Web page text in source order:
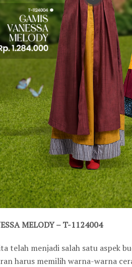
MELODY – T-1124004
telah menjadi salah satu aspek
harus memilih warna-warna